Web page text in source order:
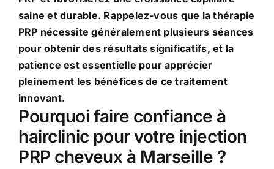
saine et durable. Rappelez-vous que la thérapie
PRP nécessite généralement plusieurs séances
pour obtenir des résultats significatifs, et la
patience est essentielle pour apprécier
pleinement les bénéfices de ce traitement
innovant.
Pourquoi faire confiance à
hairclinic pour votre injection
PRP cheveux à Marseille ?